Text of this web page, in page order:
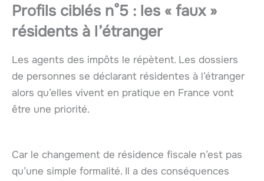
Profils ciblés n°5 : les « faux »
résidents à l’étranger
Les agents des impôts le répètent. Les dossiers
de personnes se déclarant résidentes à l’étranger
alors qu’elles vivent en pratique en France vont
être une priorité.
Car le changement de résidence fiscale n’est pas
qu’une simple formalité. Il a des conséquences